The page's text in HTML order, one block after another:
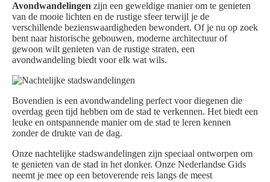
Avondwandelingen zijn een geweldige manier om te genieten
van de mooie lichten en de rustige sfeer terwijl je de
verschillende bezienswaardigheden bewondert. Of je nu op zoek
bent naar historische gebouwen, moderne architectuur of
gewoon wilt genieten van de rustige straten, een
avondwandeling biedt voor elk wat wils.
Bovendien is een avondwandeling perfect voor diegenen die
overdag geen tijd hebben om de stad te verkennen. Het biedt een
leuke en ontspannende manier om de stad te leren kennen
zonder de drukte van de dag.
Onze nachtelijke stadswandelingen zijn speciaal ontworpen om
te genieten van de stad in het donker. Onze Nederlandse Gids
neemt je mee op een betoverende reis langs de meest